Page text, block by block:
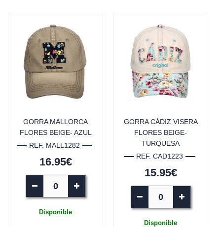
GORRA MALLORCA
FLORES BEIGE- AZUL
REF. MALL1282
16.95€
Disponible
GORRA CÁDIZ VISERA
FLORES BEIGE-
TURQUESA
REF. CAD1223
15.95€
Disponible